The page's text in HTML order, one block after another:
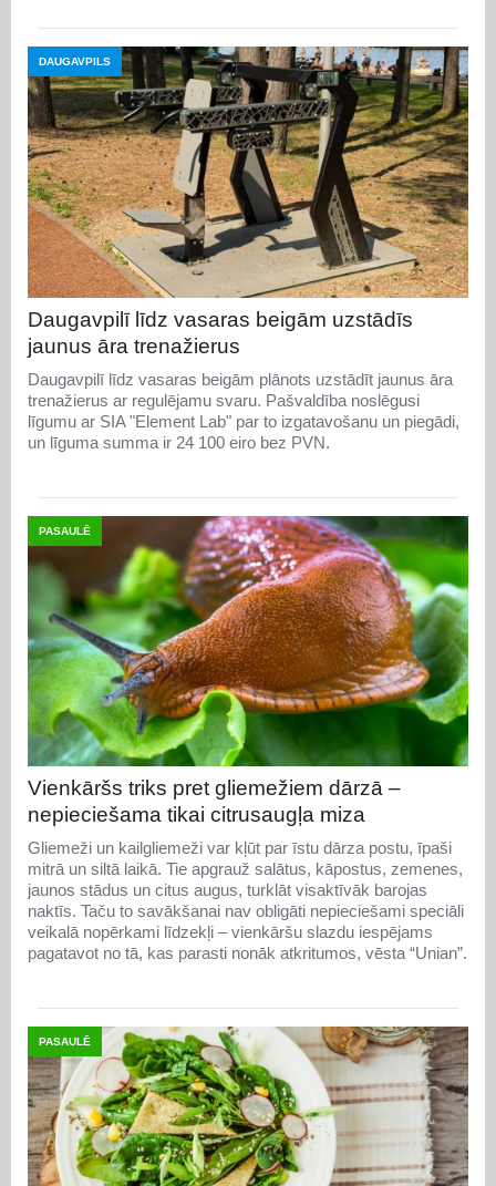
DAUGAVPILS
Daugavpilī līdz vasaras beigām uzstādīs
jaunus āra trenažierus
Daugavpilī līdz vasaras beigām plānots uzstādīt jaunus āra
trenažierus ar regulējamu svaru. Pašvaldība noslēgusi
līgumu ar SIA "Element Lab" par to izgatavošanu un piegādi,
un līguma summa ir 24 100 eiro bez PVN.
PASAULĒ
Vienkāršs triks pret gliemežiem dārzā –
nepieciešama tikai citrusaugļa miza
Gliemeži un kailgliemeži var kļūt par īstu dārza postu, īpaši
mitrā un siltā laikā. Tie apgrauž salātus, kāpostus, zemenes,
jaunos stādus un citus augus, turklāt visaktīvāk barojas
naktīs. Taču to savākšanai nav obligāti nepieciešami speciāli
veikalā nopērkami līdzekļi – vienkāršu slazdu iespējams
pagatavot no tā, kas parasti nonāk atkritumos, vēsta “Unian”.
PASAULĒ